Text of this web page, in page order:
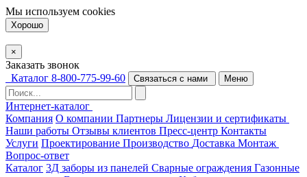
Мы используем cookies
Хорошо
×
Заказать звонок
Каталог 8-800-775-99-60 Связаться с нами Меню
Интернет-каталог
Компания О компании Партнеры Лицензии и сертификаты
Наши работы Отзывы клиентов Пресс-центр Контакты
Услуги Проектирование Производство Доставка Монтаж
Вопрос-ответ
Каталог 3Д заборы из панелей Сварные ограждения Газонные